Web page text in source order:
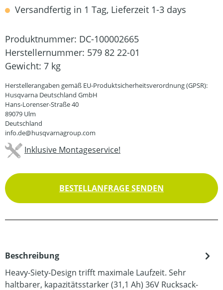
Versandfertig in 1 Tag, Lieferzeit 1-3 days
Produktnummer: DC-100002665
Herstellernummer: 579 82 22-01
Gewicht: 7 kg
Herstellerangaben gemäß EU-Produktsicherheitsverordnung (GPSR):
Husqvarna Deutschland GmbH
Hans-Lorenser-Straße 40
89079 Ulm
Deutschland
info.de@husqvarnagroup.com
Inklusive Montageservice!
BESTELLANFRAGE SENDEN
Beschreibung
Heavy-Siety-Design trifft maximale Laufzeit. Sehr
haltbarer, kapazitätsstarker (31,1 Ah) 36V Rucksack-